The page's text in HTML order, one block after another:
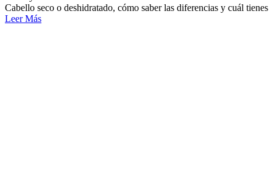
Cabello seco o deshidratado, cómo saber las diferencias y cuál tienes
Leer Más